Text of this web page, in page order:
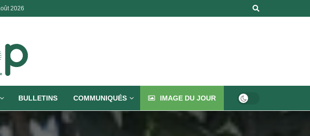
2026
BULLETINS COMMUNIQUÉS IMAGE DU JOUR